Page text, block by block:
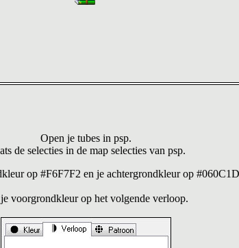
Open je tubes in psp.
de selecties in de map selecties van psp.
op #F6F7F2 en je achtergrondkleur op
voorgrondkleur op het volgende verloop.